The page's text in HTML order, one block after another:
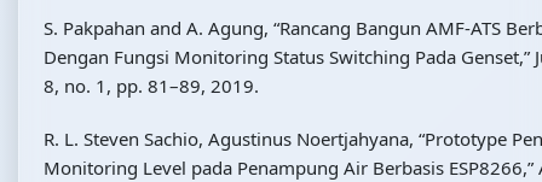
S. Pakpahan and A. Agung, “Rancang Bangun AMF-ATS
Dengan Fungsi Monitoring Status Switching Pada Genset,”
8, no. 1, pp. 81–89, 2019.
R. L. Steven Sachio, Agustinus Noertjahyana, “Prototype
Monitoring Level pada Penampung Air Berbasis ESP8266,”